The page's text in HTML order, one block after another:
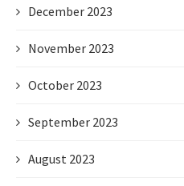
December 2023
November 2023
October 2023
September 2023
August 2023